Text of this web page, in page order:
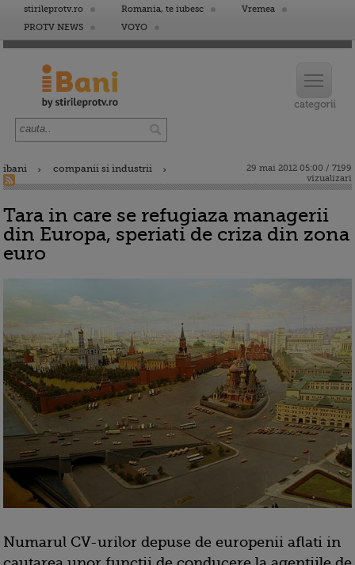
stirileprotv.ro Romania, te iubesc
Vremea
PROTV NEWS
VOYO
ibani companii si industrii
29 mai 2012 05:00 / 7199
vizualizari
Tara in care se refugiaza managerii
din Europa, speriati de criza din zona
euro
Numarul CV-urilor depuse de europenii aflati in